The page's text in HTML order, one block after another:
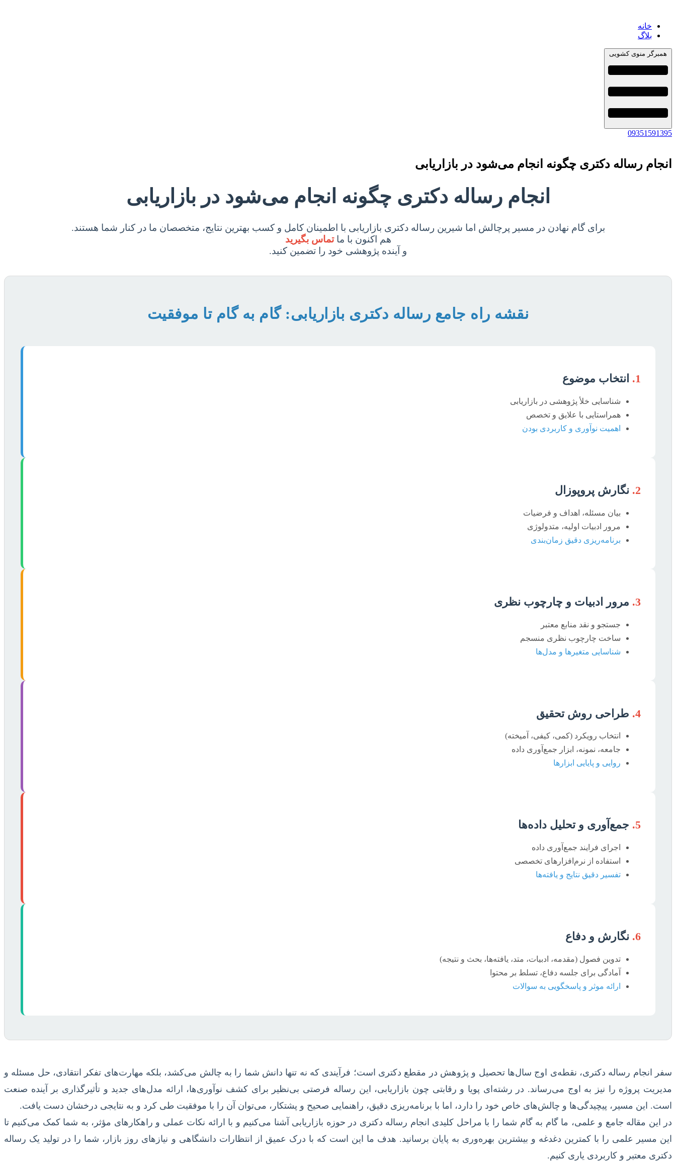
خانه
بلاگ
همبرگر منوی کشویی
09351591395
انجام رساله دکتری چگونه انجام می‌شود در بازاریابی
انجام رساله دکتری چگونه انجام می‌شود در بازاریابی
برای گام نهادن در مسیر پرچالش اما شیرین رساله دکتری بازاریابی با اطمینان کامل و کسب بهترین نتایج، متخصصان ما در کنار شما هستند.
هم اکنون با ماتماس بگیرید
و آینده پژوهشی خود را تضمین کنید.
نقشه راه جامع رساله دکتری بازاریابی: گام به گام تا موفقیت
1. انتخاب موضوع
شناسایی خلأ پژوهشی در بازاریابی
همراستایی با علایق و تخصص
اهمیت نوآوری و کاربردی بودن
2. نگارش پروپوزال
بیان مسئله، اهداف و فرضیات
مرور ادبیات اولیه، متدولوژی
برنامه‌ریزی دقیق زمان‌بندی
3. مرور ادبیات و چارچوب نظری
جستجو و نقد منابع معتبر
ساخت چارچوب نظری منسجم
شناسایی متغیرها و مدل‌ها
4. طراحی روش تحقیق
انتخاب رویکرد (کمی، کیفی، آمیخته)
جامعه، نمونه، ابزار جمع‌آوری داده
روایی و پایایی ابزارها
5. جمع‌آوری و تحلیل داده‌ها
اجرای فرایند جمع‌آوری داده
استفاده از نرم‌افزارهای تخصصی
تفسیر دقیق نتایج و یافته‌ها
6. نگارش و دفاع
تدوین فصول (مقدمه، ادبیات، متد، یافته‌ها، بحث و نتیجه)
آمادگی برای جلسه دفاع، تسلط بر محتوا
ارائه موثر و پاسخگویی به سوالات
سفر انجام رساله دکتری، نقطه‌ی اوج سال‌ها تحصیل و پژوهش در مقطع دکتری است؛ فرآیندی که نه تنها دانش شما را به چالش می‌کشد، بلکه مهارت‌های تفکر انتقادی، حل مسئله و
مدیریت پروژه را نیز به اوج می‌رساند. در رشته‌ای پویا و رقابتی چون بازاریابی، این رساله فرصتی بی‌نظیر برای کشف نوآوری‌ها، ارائه مدل‌های جدید و تأثیرگذاری بر آینده صنعت
است. این مسیر، پیچیدگی‌ها و چالش‌های خاص خود را دارد، اما با برنامه‌ریزی دقیق، راهنمایی صحیح و پشتکار، می‌توان آن را با موفقیت طی کرد و به نتایجی درخشان دست یافت.
در این مقاله جامع و علمی، ما گام به گام شما را با مراحل کلیدی انجام رساله دکتری در حوزه بازاریابی آشنا می‌کنیم و با ارائه نکات عملی و راهکارهای مؤثر، به شما کمک می‌کنیم تا
این مسیر علمی را با کمترین دغدغه و بیشترین بهره‌وری به پایان برسانید. هدف ما این است که با درک عمیق از انتظارات دانشگاهی و نیازهای روز بازار، شما را در تولید یک رساله‌
دکتری معتبر و کاربردی یاری کنیم.